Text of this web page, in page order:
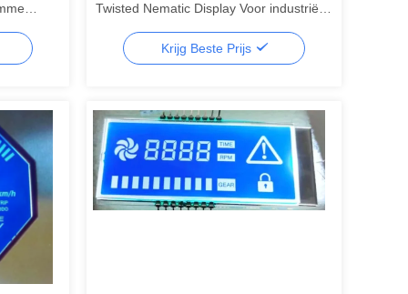
Twisted Nematic Display Voor industriële
controllers, segment lcd display,
segment lcdKrijg Beste Prijs